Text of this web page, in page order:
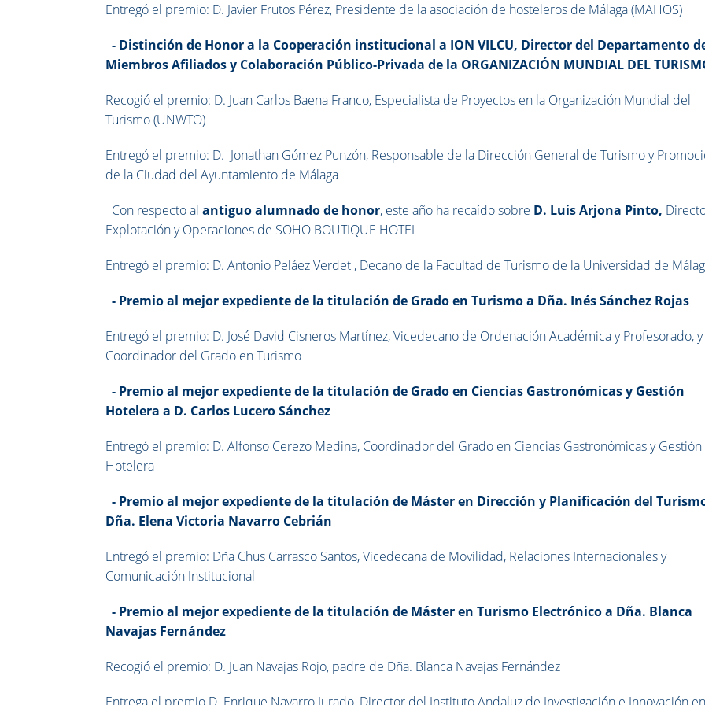
Entregó el premio: D. Javier Frutos Pérez, Presidente de la asociación de hosteleros de Málaga (MAHOS)
- Distinción de Honor a la Cooperación institucional a ION VILCU, Director del Departamento
Miembros Afiliados y Colaboración Público-Privada de la ORGANIZACIÓN MUNDIAL DEL
Recogió el premio: D. Juan Carlos Baena Franco, Especialista de Proyectos en la Organización Mundial del
Turismo (UNWTO)
Entregó el premio: D. Jonathan Gómez Punzón, Responsable de la Dirección General de Turismo y
de la Ciudad del Ayuntamiento de Málaga
Con respecto al antiguoalumnado de honor, este año ha recaído sobre D. Luis Arjona Pinto,
Explotación y Operaciones de SOHO BOUTIQUE HOTEL
Entregó el premio: D. Antonio Peláez Verdet , Decano de la Facultad de Turismo de la Universidad de
- Premio al mejor expediente de la titulación de Grado en Turismoa Dña. Inés Sánchez Rojas
Entregó el premio: D. José David Cisneros Martínez, Vicedecano de Ordenación Académica y Profesorado, y
Coordinador del Grado en Turismo
- Premioal mejor expediente de la titulación de Grado en Ciencias Gastronómicas y Gestión
Hotelera a D. Carlos Lucero Sánchez
Entregó el premio: D. Alfonso Cerezo Medina, Coordinador del Grado en Ciencias Gastronómicas y Gestión
Hotelera
- Premio al mejor expediente de la titulación de Máster en Dirección y Planificación del
Dña. Elena Victoria Navarro Cebrián
Entregó el premio: Dña Chus Carrasco Santos, Vicedecana de Movilidad, Relaciones Internacionales y
Comunicación Institucional
- Premio al mejor expediente de la titulación de Máster en Turismo Electrónico a Dña. Blanca
Navajas Fernández
Recogió el premio: D. Juan Navajas Rojo, padre de Dña. Blanca Navajas Fernández
Entrega el premio D. Enrique Navarro Jurado, Director del Instituto Andaluz de Investigación e Innovación en